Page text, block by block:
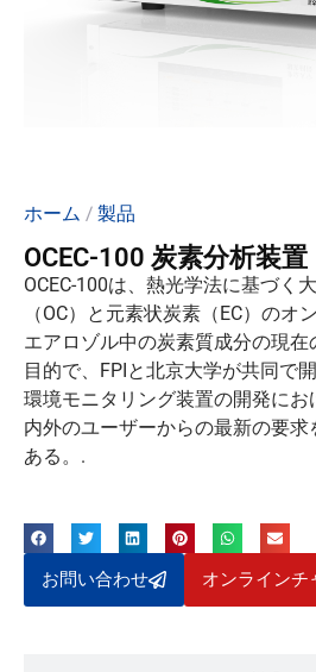
ホーム /製品
OCEC-100 炭素分析装置
OCEC-100は、熱光学法に基づく
（OC）と元素状炭素（EC）のオ
エアロゾル中の炭素質成分の現在
目的で、FPIと北京大学が共同で
環境モニタリング装置の開発に
内外のユーザーからの最新の要
ある。.
お問い合わせ オンラインチ